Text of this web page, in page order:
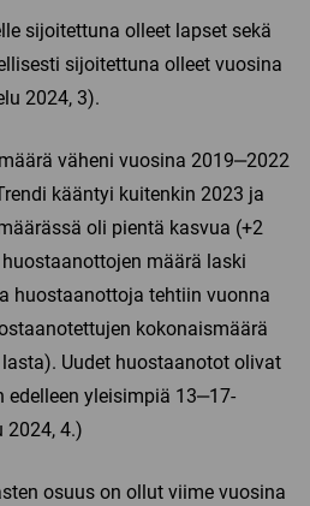
sijoitettuna olleet lapset sekä
sijoitettuna olleet vuosina
2024, 3).
väheni vuosina 2019‒2022
kääntyi kuitenkin 2023 ja
oli pientä kasvua (+2
määrä laski
huostaanottoja tehtiin vuonna
kokonaismäärä
Uudet huostaanotot olivat
edelleen yleisimpiä 13‒17-
2024, 4.)
osuus on ollut viime vuosina